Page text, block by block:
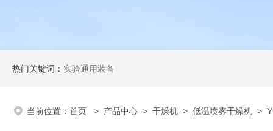
热门关键词： 实验通用装备
当前位置： 首页 > 产品中心 > 干燥机 > 低温喷雾干燥机 >